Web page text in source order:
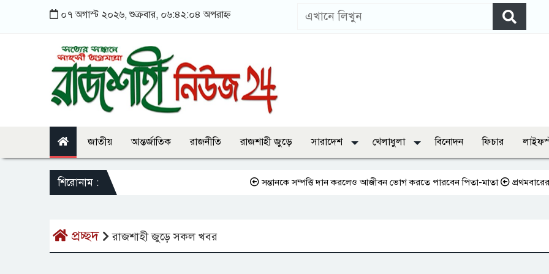
০৭ অগাস্ট ২০২৬, শুক্রবার, ০৬:৪২:০৪ অপরাহ্ন
জাতীয় আন্তর্জাতিক রাজনীতি রাজশাহী জুড়ে সারাদেশ খেলাধুলা বিনোদন ফিচার
শিরোনাম : সন্তানকে সম্পত্তি দান করলেও আজীবন ভোগ করতে পারবেন পিতা-মাতা প্রথমবারের মতো
প্রচ্ছদ রাজশাহী জুড়ে সকল খবর